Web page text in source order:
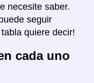
necesite saber.
seguir
quiere decir!
cada uno